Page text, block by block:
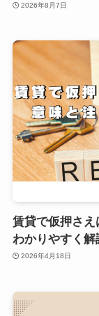
2026年8月7日
賃貸で仮押さ
わかりやすく解
2026年4月18日